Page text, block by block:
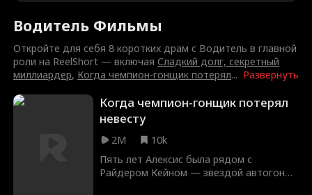
Водитель Фильмы
Развернуть
Откройте для себя 8 коротких драм с Водитель в главной
роли на ReelShort — включаяСладкий долг, секретный
миллиардер, Когда чемпион-гонщик потерял...
Когда чемпион-гонщик потерял
невесту
2M
10k
Пять лет Алексис была рядом с
Райдером Кейном — звездой автогонок.